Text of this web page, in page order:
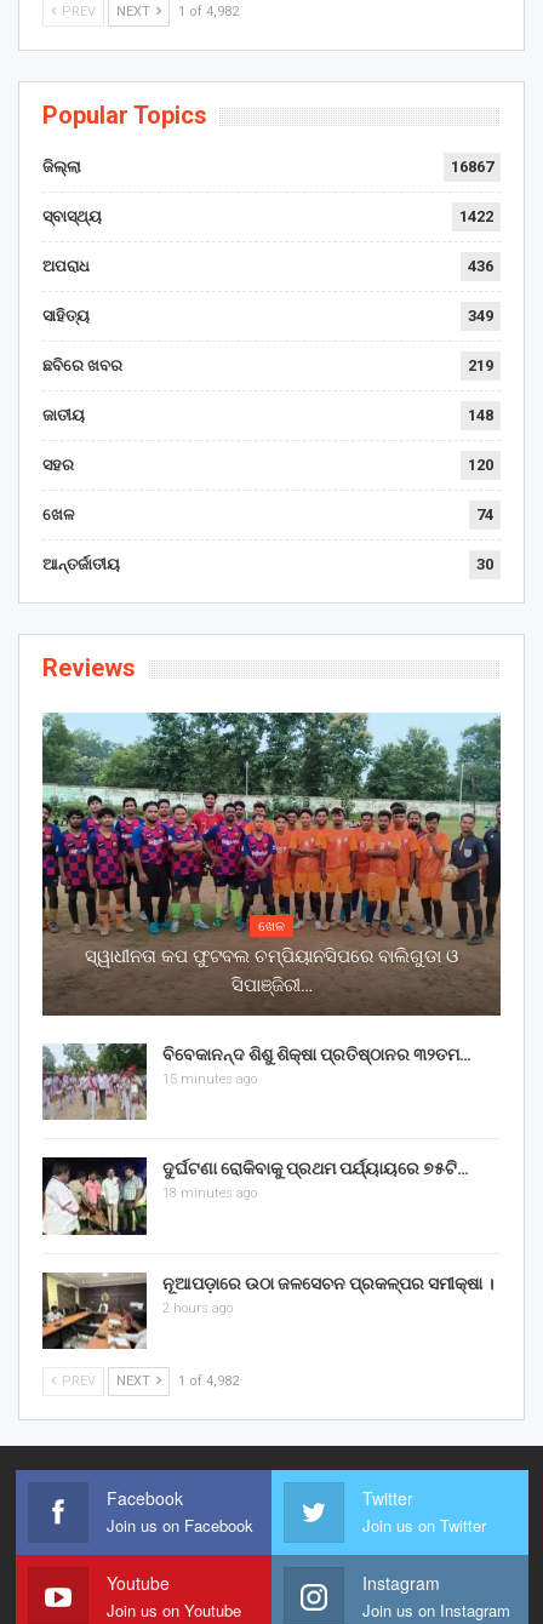
PREV NEXT 1 of 4,982
Popular Topics
ଜିଲ୍ଲା 16867
ସ୍ବାସ୍ଥ୍ୟ 1422
ଅପରାଧ 436
ସାହିତ୍ୟ 349
ଛବିରେ ଖବର 219
ଜାତୀୟ 148
ସହର 120
ଖେଳ 74
ଆନ୍ତର୍ଜାତୀୟ 30
Reviews
ଖେଳ
ସ୍ୱାଧୀନତା କପ ଫୁଟବଲ ଚମ୍ପିୟାନସିପରେ ବାଲିଗୁଡା ଓ
ସିପାଞ୍ଜିରୀ…
ବିବେକାନନ୍ଦ ଶିଶୁ ଶିକ୍ଷା ପ୍ରତିଷ୍ଠାନର ୩୨ତମ…
15 minutes ago
ଦୁର୍ଘଟଣା ରୋକିବାକୁ ପ୍ରଥମ ପର୍ଯ୍ୟାୟରେ ୭୫ଟି…
18 minutes ago
ନୂଆପଡ଼ାରେ ଉଠା ଜଳସେଚନ ପ୍ରକଳ୍ପର ସମୀକ୍ଷା ।
2 hours ago
PREV NEXT 1 of 4,982
Facebook
Join us on Facebook
Twitter
Join us on Twitter
Youtube
Join us on Youtube
Instagram
Join us on Instagram